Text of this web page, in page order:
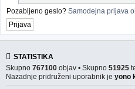
Pozabljeno geslo? Samodejna prijava
STATISTIKA
Skupno 767100 objav • Skupno 51925
Nazadnje pridruženi uporabnik je yono